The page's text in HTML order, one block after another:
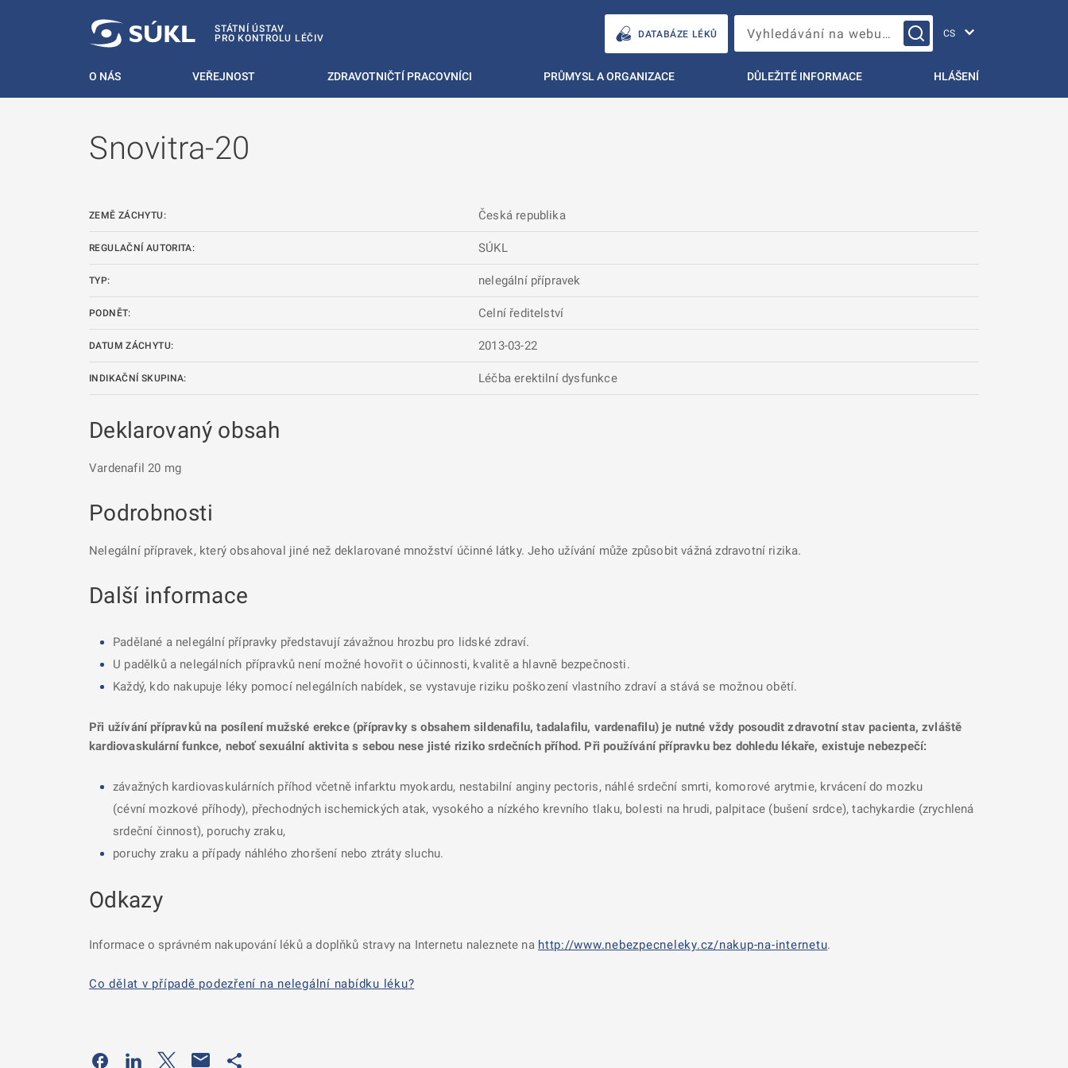
STÁTNÍ ÚSTAV
PRO KONTROLU LÉČIV
DATABÁZE LÉKŮ Vyhledávání na webu…
O NÁS VEŘEJNOST ZDRAVOTNIČTÍ PRACOVNÍCI PRŮMYSL A ORGANIZACE DŮLEŽITÉ INFORMACE HLÁŠENÍ
Snovitra-20
ZEMĚ ZÁCHYTU: Česká republika
REGULAČNÍ AUTORITA: SÚKL
TYP: nelegální přípravek
PODNĚT: Celní ředitelství
DATUM ZÁCHYTU: 2013-03-22
INDIKAČNÍ SKUPINA: Léčba erektilní dysfunkce
Deklarovaný obsah
Vardenafil 20 mg
Podrobnosti
Nelegální přípravek, který obsahoval jiné než deklarované množství účinné látky. Jeho užívání může způsobit vážná zdravotní rizika.
Další informace
Padělané a nelegální přípravky představují závažnou hrozbu pro lidské zdraví.
U padělků a nelegálních přípravků není možné hovořit o účinnosti, kvalitě a hlavně bezpečnosti.
Každý, kdo nakupuje léky pomocí nelegálních nabídek, se vystavuje riziku poškození vlastního zdraví a stává se možnou obětí.
Při užívání přípravků na posílení mužské erekce (přípravky s obsahem sildenafilu, tadalafilu, vardenafilu) je nutné vždy posoudit zdravotní stav pacienta, zvláště
kardiovaskulární funkce, neboť sexuální aktivita s sebou nese jisté riziko srdečních příhod. Při používání přípravku bez dohledu lékaře, existuje nebezpečí:
závažných kardiovaskulárních příhod včetně infarktu myokardu, nestabilní anginy pectoris, náhlé srdeční smrti, komorové arytmie, krvácení do mozku
(cévní mozkové příhody), přechodných ischemických atak, vysokého a nízkého krevního tlaku, bolesti na hrudi, palpitace (bušení srdce), tachykardie (zrychlená
srdeční činnost), poruchy zraku,
poruchy zraku a případy náhlého zhoršení nebo ztráty sluchu.
Odkazy
Informace o správném nakupování léků a doplňků stravy na Internetu naleznete na http://www.nebezpecneleky.cz/nakup-na-internetu.
Co dělat v případě podezření na nelegální nabídku léku?
Odkaz se otevře na nové kartě
Odkaz se otevře na nové kartě
Odkaz se otevře na nové kartě